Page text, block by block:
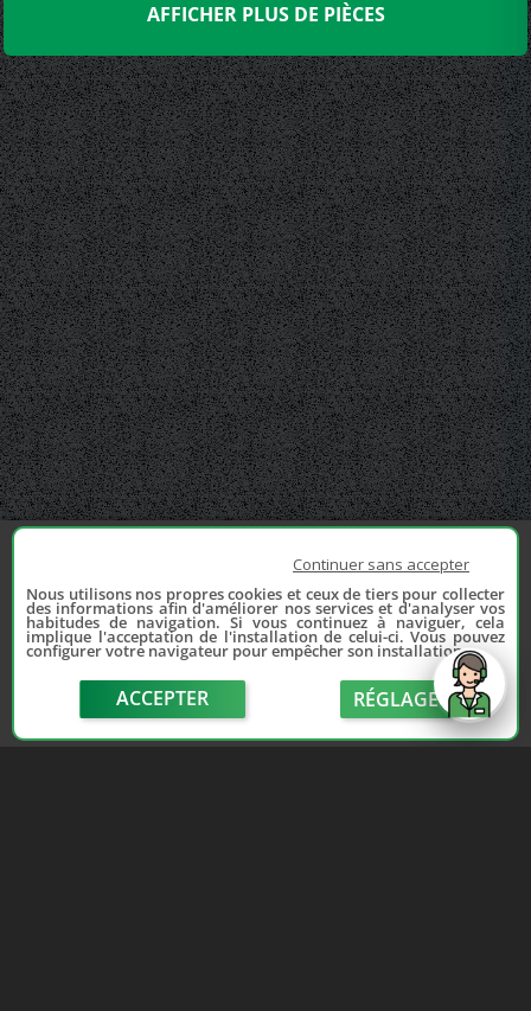
AFFICHER PLUS DE PIÈCES
Continuer sans accepter
Nous utilisons nos propres cookies et ceux de tiers pour collecter
des informations afin d'améliorer nos services et d'analyser vos
habitudes de navigation. Si vous continuez à naviguer, cela
implique l'acceptation de l'installation de celui-ci. Vous pouvez
configurer votre navigateur pour empêcher son installation.
ACCEPTER RÉGLAGE